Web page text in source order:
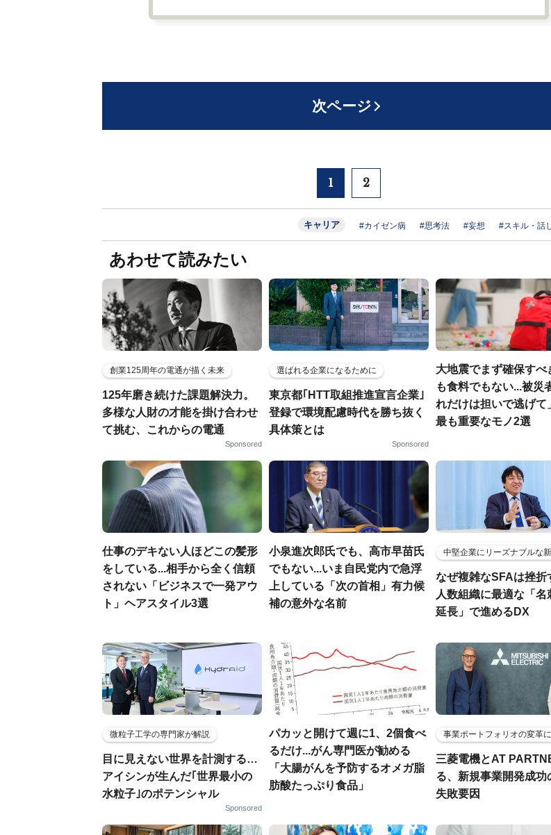
次ページ
1 2
キャリア #カイゼン病 #思考法 #妄想 #スキル・話
あわせて読みたい
創業125周年の電通が描く未来
125年磨き続けた課題解決力。
多様な人財の才能を掛け合わせ
て挑む、これからの電通
Sponsored
選ばれる企業になるために
東京都｢HTT取組推進宣言企業｣
登録で環境配慮時代を勝ち抜く
具体策とは
Sponsored
大地震でまず確保すべ
も食料でもない...被災
れだけは担いで逃げて
最も重要なモノ2選
仕事のデキない人ほどこの髪形
をしている...相手から全く信頼
されない「ビジネスで一発アウ
ト」ヘアスタイル3選
小泉進次郎氏でも、高市早苗氏
でもない...いま自民党内で急浮
上している「次の首相」有力候
補の意外な名前
中堅企業にリーズナブルな
なぜ複雑なSFAは挫折
人数組織に最適な「名
延長」で進めるDX
微粒子工学の専門家が解説
目に見えない世界を計測する…
アイシンが生んだ｢世界最小の
水粒子｣のポテンシャル
Sponsored
パカッと開けて週に1、2個食べ
るだけ...がん専門医が勧める
「大腸がんを予防するオメガ脂
肪酸たっぷり食品」
事業ポートフォリオの変革
三菱電機とAT
る、新規事業開発成功
失敗要因